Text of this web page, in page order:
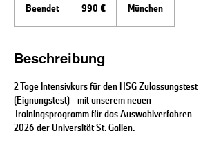
Beendet
d
t
990 € München
Beschreibung
2 Tage Intensivkurs für den HSG Zulassungstest
(Eignungstest) - mit unserem neuen
Trainingsprogramm für das Auswahlverfahren
2026 der Universität St. Gallen.